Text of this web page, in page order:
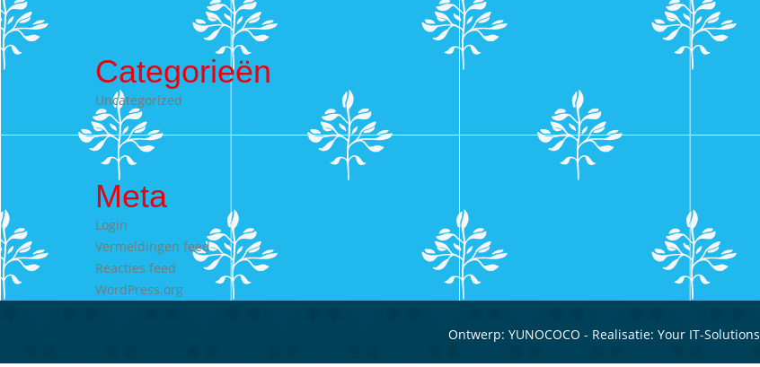
Categorieën
Uncategorized
Meta
Login
Vermeldingen feed
Reacties feed
WordPress.org
Ontwerp: YUNOCOCO - Realisatie: Your IT-Solutions